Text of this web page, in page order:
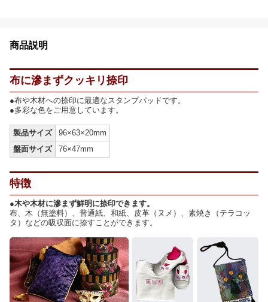
商品説明
布に滲まずクッキリ捺印
●布や木材への捺印に最適なスタンプパッドです。
●多彩な色をご用意しています。
製品サイズ
96×63×20mm
盤面サイズ
76×47mm
特徴
●木や木材に滲まず鮮明に捺印できます。
布、木（無塗料）、普通紙、和紙、皮革（ヌメ）、素焼き（テラコッ
タ）などの吸収面に捺すことができます。